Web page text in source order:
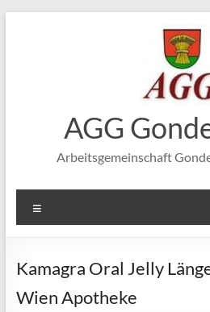
AGG
Arbeitsgemeinschaft
Kamagra Oral Jelly
Wien Apotheke